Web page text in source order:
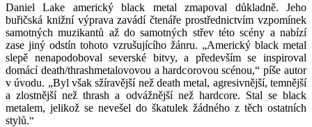
Daniel Lake americký black metal zmapoval důkladně. Jeho
buřičská knižní výprava zavádí čtenáře prostřednictvím vzpomínek
samotných muzikantů až do samotných střev této scény a nabízí
zase jiný odstín tohoto vzrušujícího žánru. „Americký black metal
slepě nenapodoboval severské bitvy, a především se inspiroval
domácí death/thrashmetalovovou a hardcorovou scénou,“ píše autor
v úvodu. „Byl však sžíravější než death metal, agresivnější, temnější
a zlostnější než thrash a odvážnější než hardcore. Stal se black
metalem, jelikož se nevešel do škatulek žádného z těch ostatních
stylů.“